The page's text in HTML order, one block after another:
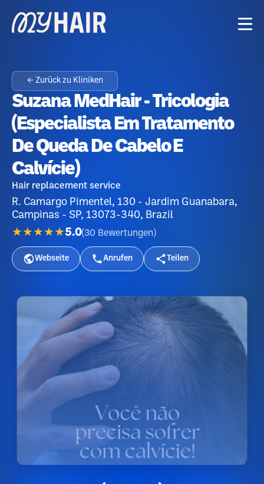
← Zurück zu Kliniken
Suzana MedHair - Tricologia
(especialista Em Tratamento
De Queda De Cabelo E
Calvície)
Hair replacement service
R. Camargo Pimentel, 130 - Jardim Guanabara,
Campinas - SP, 13073-340, Brazil
★★★★★5.0(30 Bewertungen )
Webseite Anrufen Teilen